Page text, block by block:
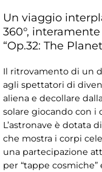
Un viaggio
360°,
“Op.32: The
Il ritrovamento di un
agli spettatori di
aliena e decollare
solare giocando con i
L’astronave è dotata
che mostra i corpi
una partecipazione
per “tappe